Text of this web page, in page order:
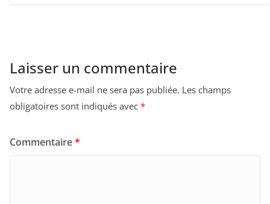
Laisser un commentaire
Votre adresse e-mail ne sera pas publiée. Les champs
obligatoires sont indiqués avec *
Commentaire*